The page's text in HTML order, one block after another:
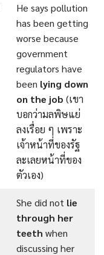
He says pollution
has been getting
worse because
government
regulators have
been lying down
on the job (เขา
บอกว่ามลพิษแย่
ลงเรื่อย ๆ เพราะ
เจ้าหน้าที่ของรัฐ
ละเลยหน้าที่ของ
ตัวเอง)
She did not lie
through her
teeth when
discussing her